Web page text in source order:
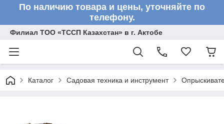
По наличию товара и цены, уточняйте по
телефону.
Филиал ТОО «ТССП Казахстан» в г. Актобе
Каталог Садовая техника и инструмент